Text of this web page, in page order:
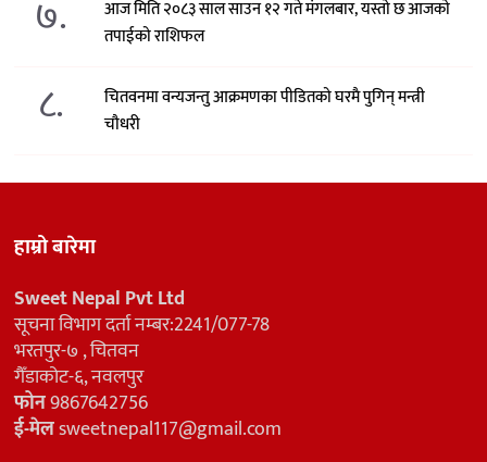
७.
आज मिति २०८३ साल साउन १२ गते मंगलबार, यस्तो छ आजको
तपाईको राशिफल
८.
चितवनमा वन्यजन्तु आक्रमणका पीडितको घरमै पुगिन् मन्त्री
चौधरी
हाम्रो बारेमा
Sweet Nepal Pvt Ltd
सूचना विभाग दर्ता नम्बर:2241/077-78
भरतपुर-७ , चितवन
गैँडाकोट-६, नवलपुर
फोन9867642756
ई-मेलsweetnepal117@gmail.com